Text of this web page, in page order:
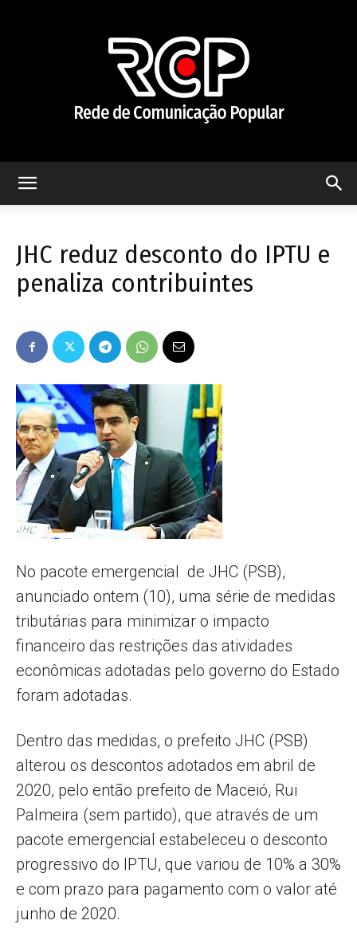
Comunicação
Popular
–
JHC reduz desconto do IPTU e
penaliza contribuintes
No pacote emergencial de JHC (PSB),
anunciado ontem (10), uma série de medidas
tributárias para minimizar o impacto
financeiro das restrições das atividades
econômicas adotadas pelo governo do Estado
foram adotadas.
Dentro das medidas, o prefeito JHC (PSB)
alterou os descontos adotados em abril de
2020, pelo então prefeito de Maceió, Rui
Palmeira (sem partido), que através de um
pacote emergencial estabeleceu o desconto
progressivo do IPTU, que variou de 10% a 30%
e com prazo para pagamento com o valor até
junho de 2020.